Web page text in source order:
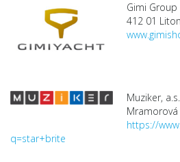
Gimi Group
412 01
Muziker,
Mramorová
https://
q=star+brite